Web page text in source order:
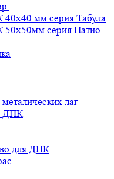
мм серия Табула
50х50мм серия Патио
лаг
ДПК
для ДПК